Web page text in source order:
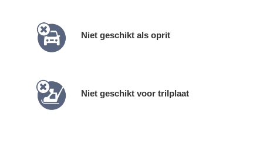
Niet geschikt als oprit
Niet geschikt voor trilplaat